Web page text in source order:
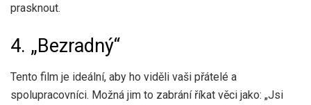
prasknout.
4. „Bezradný“
Tento film je ideální, aby ho viděli vaši přátelé a
spolupracovníci. Možná jim to zabrání říkat věci jako: „Jsi